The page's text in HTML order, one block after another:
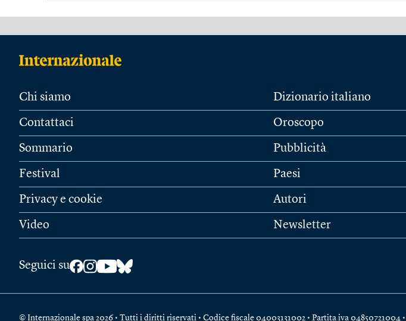
Chi siamo
Contattaci
Sommario
Festival
Privacy e cookie
Video
Dizionario italiano
Oroscopo
Pubblicità
Paesi
Autori
Newsletter
Seguici su
© Internazionale spa 2026 • Tutti i diritti riservati • Codice fiscale 04003131002 • Partita iva 04850721004